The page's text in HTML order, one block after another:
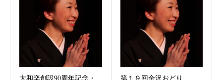
大和楽創設90周年記念・
第１９回金沢おどり